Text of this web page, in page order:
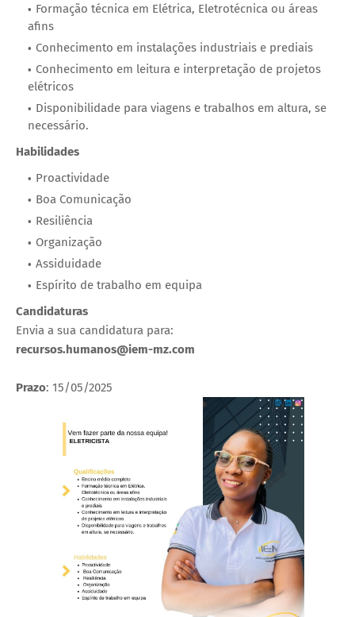
Formação técnica em Elétrica, Eletrotécnica ou áreas
afins
Conhecimento em instalações industriais e prediais
Conhecimento em leitura e interpretação de projetos
elétricos
Disponibilidade para viagens e trabalhos em altura, se
necessário.
Habilidades
Proactividade
Boa Comunicação
Resiliência
Organização
Assiduidade
Espírito de trabalho em equipa
Candidaturas
Envia a sua candidatura para:
recursos.humanos@iem-mz.com
Prazo: 15/05/2025